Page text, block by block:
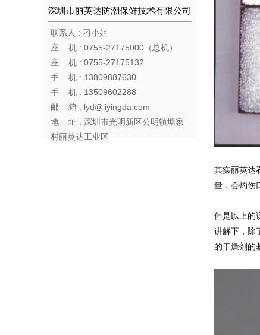
深圳市丽英达防潮保鲜技术有限公司
联系人 : 刁小姐
座 机 : 0755-27175000（总机）
座 机 : 0755-27175132
手 机 : 13809887630
手 机 : 13509602288
邮 箱 : lyd@liyingda.com
地 址 : 深圳市光明新区公明镇塘家
村丽英达工业区
其实丽英达
量，会灼伤
但是以上的
讲解下，除
的干燥剂的